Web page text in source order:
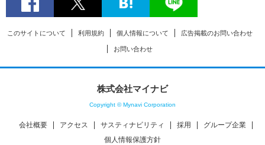
このサイトについて 利用規約 個人情報について 広告掲載のお問い合わせ
お問い合わせ
株式会社マイナビ
Copyright © Mynavi Corporation
会社概要 アクセス サスティナビリティ 採用
グループ企業
個人情報保護方針